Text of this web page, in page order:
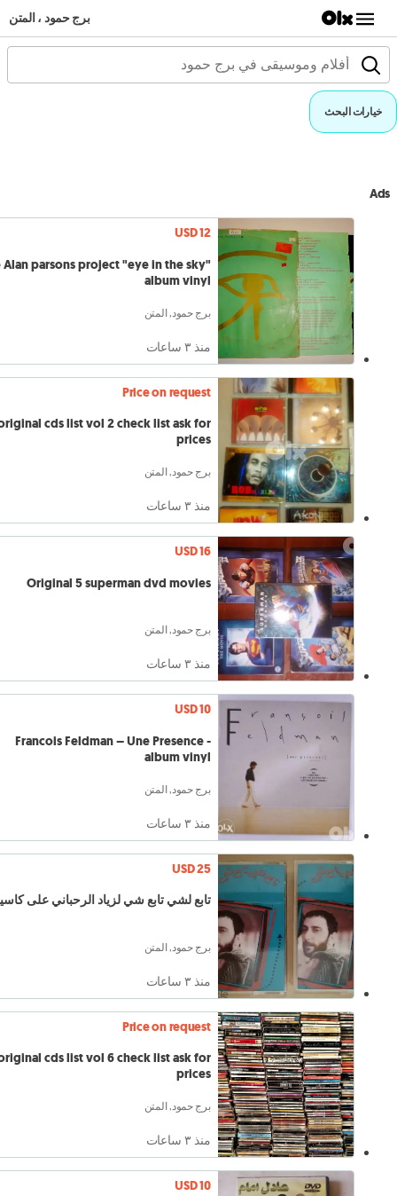
برج حمود ، المتن
خيارات البحث
Ads
USD 12
Alan parsons project "eye in the sky"
album vinyl
برج حمود, المتن
منذ ٣ ساعات
Price on request
cds list vol 2 check list ask for
prices
برج حمود, المتن
منذ ٣ ساعات
USD 16
Original 5 superman dvd movies
برج حمود, المتن
منذ ٣ ساعات
USD 10
Francois Feldman – Une Presence -
album vinyl
برج حمود, المتن
منذ ٣ ساعات
USD 25
تابع لشي تابع شي لزياد الرحباني على كاسيتين
برج حمود, المتن
منذ ٣ ساعات
Price on request
cds list vol 6 check list ask for
prices
برج حمود, المتن
منذ ٣ ساعات
USD 10